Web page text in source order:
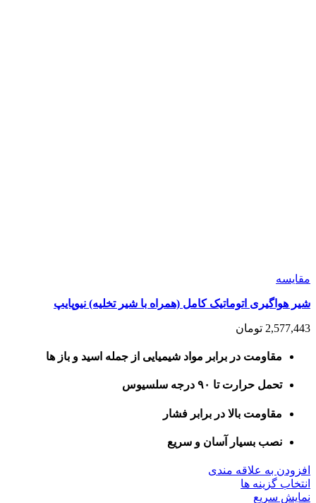
مقايسه
شیر هواگیری اتوماتیک کامل (همراه با شیر تخلیه) نیوپایپ
2,577,443 تومان
مقاومت در برابر مواد شیمیایی از جمله اسید و باز ها
تحمل حرارت تا ۹۰ درجه سلسیوس
مقاومت بالا در برابر فشار
نصب بسیار آسان و سریع
افزودن به علاقه مندی
انتخاب گزینه ها
نمایش سریع